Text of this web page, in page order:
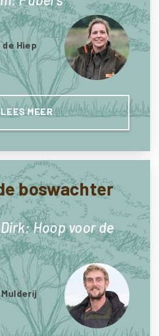
de Hiep
LEES MEER
boswachter
Hoop voor de